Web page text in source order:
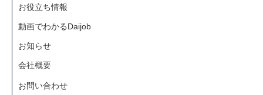
お役立ち情報
動画でわかるDaijob
お知らせ
会社概要
お問い合わせ